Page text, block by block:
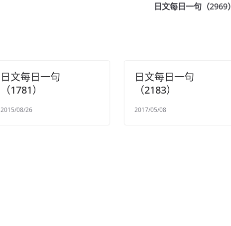
日文每日一句（2969）
日文每日一句
（1781）
2015/08/26
日文每日一句
（2183）
2017/05/08